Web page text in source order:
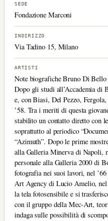
SEDE
Fondazione Marconi
INDIRIZZO
Via Tadino 15, Milano
ARTISTI
Note biografiche Bruno Di Bello
Dopo gli studi all’Accademia di
e, con Biasi, Del Pezzo,
’58. Tra i meriti di questa
stabilito un contatto diretto con
soprattutto al periodico
“Azimuth”. Dopo le prime
alla Galleria Minerva di Napoli,
personale alla Galleria 2000 di
fotografia nei suoi lavori, nel
Art Agency di Lucio Amelio, nel
la tela fotosensibile e si
con il gruppo della Mec-Art,
indaga sulle possibilità di